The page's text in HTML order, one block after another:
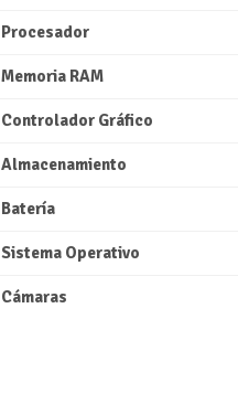
Procesador
Memoria RAM
Controlador Gráfico
Almacenamiento
Batería
Sistema Operativo
Cámaras